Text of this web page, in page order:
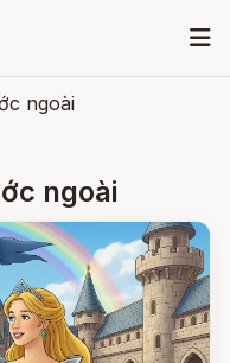
ngoài
ngoài